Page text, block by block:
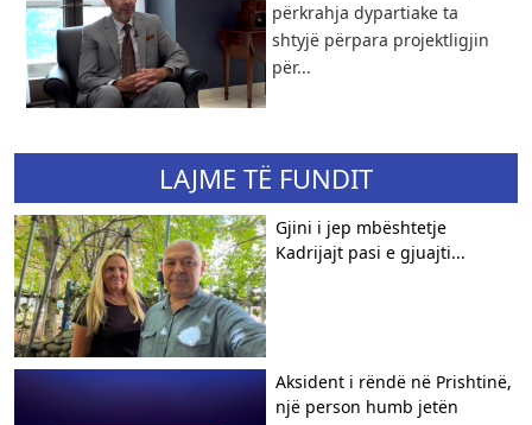
përkrahja dypartiake ta
shtyjë përpara projektligjin
për...
LAJME TË FUNDIT
Gjini i jep mbështetje
Kadrijajt pasi e gjuajti...
Aksident i rëndë në Prishtinë,
një person humb jetën